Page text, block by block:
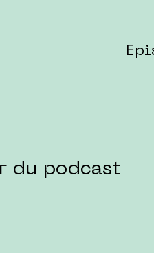
du podcast